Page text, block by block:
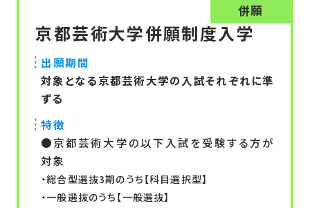
併願
京都芸術大学併願制度入学
出願期間
対象となる京都芸術大学の入試それぞれに準
ずる
特徴
●京都芸術大学の以下入試を受験する方が
対象
・総合型選抜3期のうち【科目選択型】
・一般選抜のうち【一般選抜】